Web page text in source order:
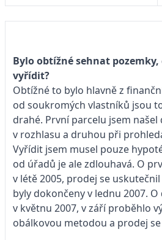
Bylo obtížné sehnat
vyřídit?
Obtížné to bylo hlavně z
od soukromých vlastníků jsou
drahé. První parcelu jsem
v rozhlasu a druhou při
Vyřídit jsem musel pouze
od úřadů je ale zdlouhavá. O
v létě 2005, prodej se
byly dokončeny v lednu 2007.
v květnu 2007, v září proběhlo
obálkovou metodou a prodej